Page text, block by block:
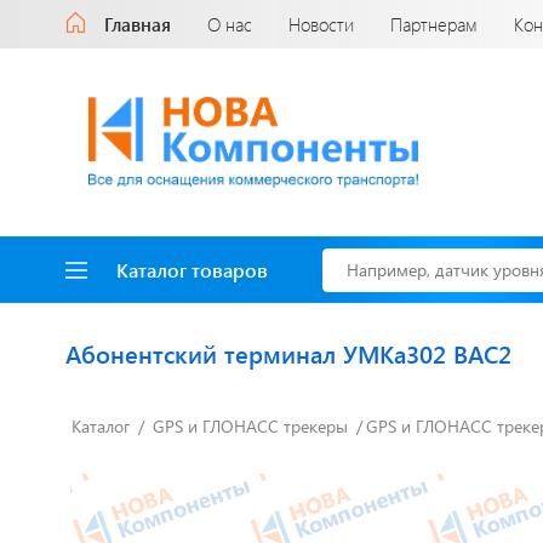
Главная О нас Новости Партнерам
Каталог товаров
Доставка до двери
с нами выгодно
Абонентский терминал УМКа302 BAC2
Каталог GPS и ГЛОНАСС трекеры GPS и ГЛОНАСС